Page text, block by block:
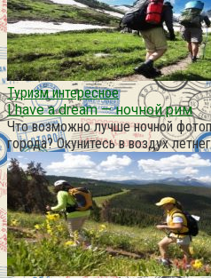
Туризм интересное
I have a dream — ночной рим
Что возможно лучше ночной
города? Окунитесь в воздух